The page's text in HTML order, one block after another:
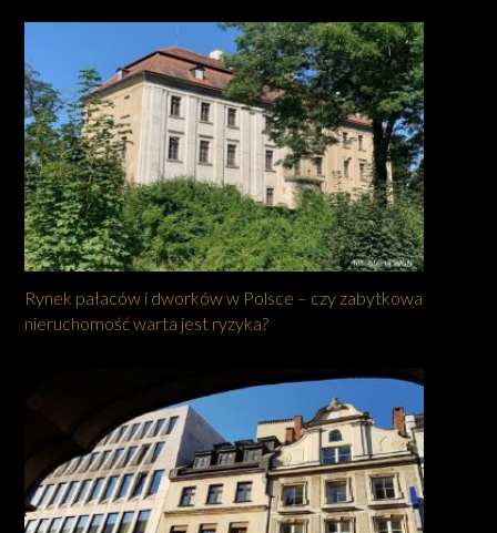
Rynek pałaców i dworków w Polsce – czy zabytkowa
nieruchomość warta jest ryzyka?